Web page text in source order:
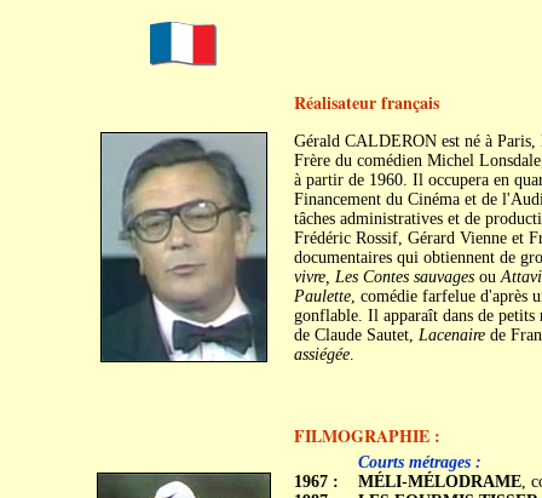
Réalisateur français
Gérald CALDERON est né à Paris,
Frère du comédien Michel
à partir de 1960. Il occupera en
Financement du Cinéma et de
tâches administratives et de
Frédéric Rossif, Gérard Vienne et
documentaires qui obtiennent de
vivre, Les Contes sauvagesou
Paulette, comédie farfelue d'après
gonflable. Il apparaît dans de petits
de Claude Sautet, Lacenairede
assiégée.
FILMOGRAPHIE :
1967 :
Courts métrages :
MÉLI-MÉLODRAME,